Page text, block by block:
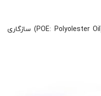
این مبرد با روغن های پلی اُل استر (POE: Polyolester Oil) سازگاری